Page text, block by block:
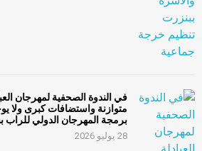
في الندوة الصحفية لمهرجان
متوازنة واستضافات كبرى ولا
برمجة المهرجان الدولي للراب
28 يوليو 2026